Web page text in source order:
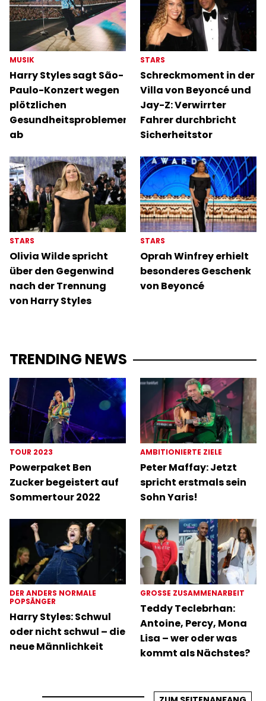
MUSIK
Harry Styles sagt São-
Paulo-Konzert wegen
plötzlichen
Gesundheitsproblemen
ab
STARS
Schreckmoment in der
Villa von Beyoncé und
Jay-Z: Verwirrter
Fahrer durchbricht
Sicherheitstor
STARS
Olivia Wilde spricht
über den Gegenwind
nach der Trennung
von Harry Styles
STARS
Oprah Winfrey erhielt
besonderes Geschenk
von Beyoncé
TRENDING NEWS
TOUR 2023
Powerpaket Ben
Zucker begeistert auf
Sommertour 2022
AMBITIONIERTE ZIELE
Peter Maffay: Jetzt
spricht erstmals sein
Sohn Yaris!
DER ANDERS NORMALE
POPSÄNGER
Harry Styles: Schwul
oder nicht schwul – die
neue Männlichkeit
GROSSE ZUSAMMENARBEIT
Teddy Teclebrhan:
Antoine, Percy, Mona
Lisa – wer oder was
kommt als Nächstes?